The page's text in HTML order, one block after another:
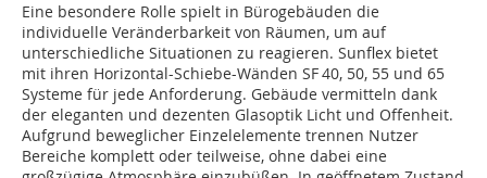
Eine besondere Rolle spielt in Bürogebäuden die
individuelle Veränderbarkeit von Räumen, um auf
unterschiedliche Situationen zu reagieren. Sunflex bietet
mit ihren Horizontal-Schiebe-Wänden SF 40, 50, 55 und 65
Systeme für jede Anforderung. Gebäude vermitteln dank
der eleganten und dezenten Glasoptik Licht und Offenheit.
Aufgrund beweglicher Einzelelemente trennen Nutzer
Bereiche komplett oder teilweise, ohne dabei eine